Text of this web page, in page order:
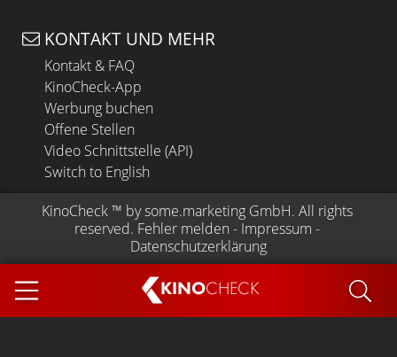
KINOCHECK
KONTAKT UND MEHR
Kontakt & FAQ
KinoCheck-App
Werbung buchen
Offene Stellen
Video Schnittstelle (API)
Switch to English
KinoCheck ™ by some.marketing GmbH. All rights
reserved. Fehler melden - Impressum -
Datenschutzerklärung